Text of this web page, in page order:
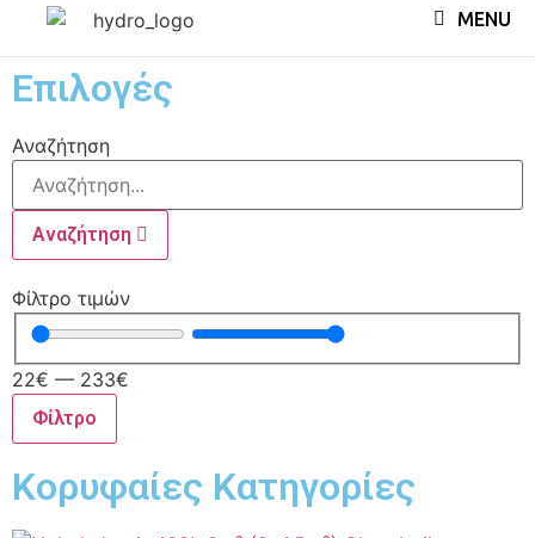
MENU
Επιλογές
Αναζήτηση
Αναζήτηση
Φίλτρο τιμών
22€ — 233€
Φίλτρο
Κορυφαίες Κατηγορίες